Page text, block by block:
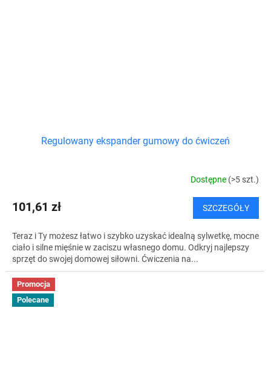
Regulowany ekspander gumowy do ćwiczeń
Dostępne (>5 szt.)
101,61 zł SZCZEGÓŁY
Teraz i Ty możesz łatwo i szybko uzyskać idealną sylwetkę, mocne
ciało i silne mięśnie w zaciszu własnego domu. Odkryj najlepszy
sprzęt do swojej domowej siłowni. Ćwiczenia na...
Promocja
Polecane